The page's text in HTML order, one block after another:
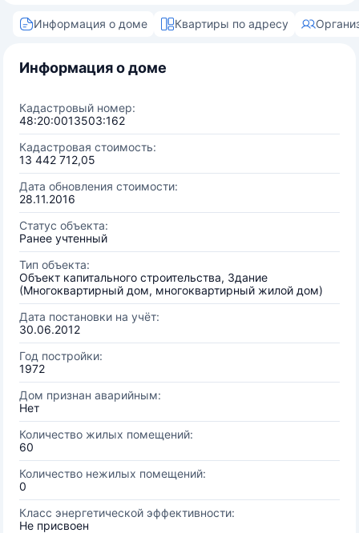
Информация о доме Квартиры по адресу
Информация о доме
Кадастровый номер:
48:20:0013503:162
Кадастровая стоимость:
13 442 712,05
Дата обновления стоимости:
28.11.2016
Статус объекта:
Ранее учтенный
Тип объекта:
Объект капитального строительства, Здание
(Многоквартирный дом, многоквартирный жилой дом)
Дата постановки на учёт:
30.06.2012
Год постройки:
1972
Дом признан аварийным:
Нет
Количество жилых помещений:
60
Количество нежилых помещений:
0
Класс энергетической эффективности:
Не присвоен